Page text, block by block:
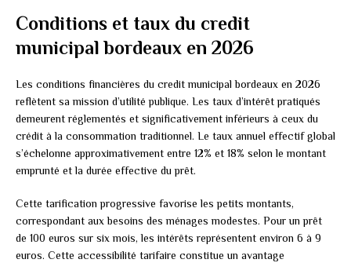
Conditions et taux du credit
municipal bordeaux en 2026
Les conditions financières du credit municipal bordeaux en 2026
reflètent sa mission d’utilité publique. Les taux d’intérêt pratiqués
demeurent réglementés et significativement inférieurs à ceux du
crédit à la consommation traditionnel. Le taux annuel effectif global
s’échelonne approximativement entre 12% et 18% selon le montant
emprunté et la durée effective du prêt.
Cette tarification progressive favorise les petits montants,
correspondant aux besoins des ménages modestes. Pour un prêt
de 100 euros sur six mois, les intérêts représentent environ 6 à 9
euros. Cette accessibilité tarifaire constitue un avantage